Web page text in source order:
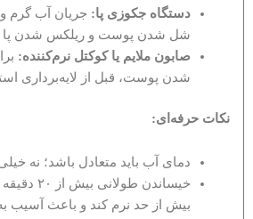
دستگاه جکوزی پا: جریان آب گرم
شل شدن پوست و ریلکس شدن
صابون ملایم یا کوکتل نرم‌کننده:
شدن پوست، قبل از لایه‌برداری
نکات حرفه‌ای:
دمای آب باید متعادل باشد؛ نه
خیساندن
بیش از حد نرم کند و باعث آسیب